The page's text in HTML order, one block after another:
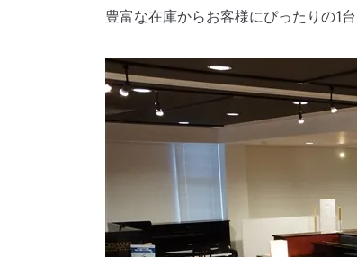
豊富な在庫からお客様にぴったりの1